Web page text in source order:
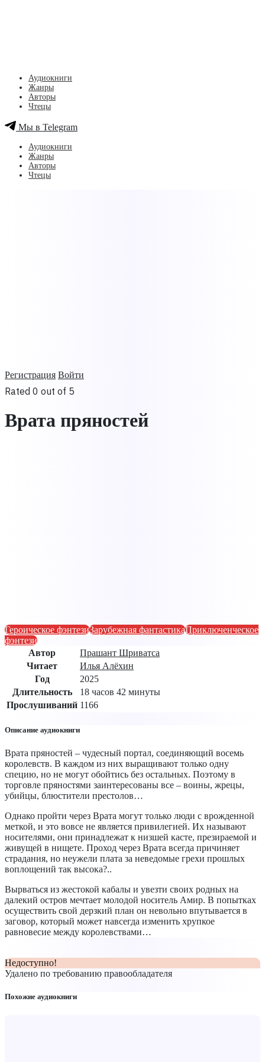
Регистрация Войти
Аудиокниги
Жанры
Авторы
Чтецы
Мы в Telegram
Аудиокниги
Жанры
Авторы
Чтецы
Rated 0 out of 5
Врата пряностей
Героическое фэнтезиЗарубежная фантастикаПриключенческое
фэнтези
Автор
Прашант Шриватса
Читает
Илья Алёхин
Год
2025
Длительность
18 часов 42 минуты
Прослушиваний 1166
Описание аудиокниги
Врата пряностей – чудесный портал, соединяющий восемь
королевств. В каждом из них выращивают только одну
специю, но не могут обойтись без остальных. Поэтому в
торговле пряностями заинтересованы все – воины, жрецы,
убийцы, блюстители престолов…
Однако пройти через Врата могут только люди с врожденной
меткой, и это вовсе не является привилегией. Их называют
носителями, они принадлежат к низшей касте, презираемой и
живущей в нищете. Проход через Врата всегда причиняет
страдания, но неужели плата за неведомые грехи прошлых
воплощений так высока?..
Вырваться из жестокой кабалы и увезти своих родных на
далекий остров мечтает молодой носитель Амир. В попытках
осуществить свой дерзкий план он невольно впутывается в
заговор, который может навсегда изменить хрупкое
равновесие между королевствами…
Недоступно!
Удалено по требованию правообладателя
Похожие аудиокниги